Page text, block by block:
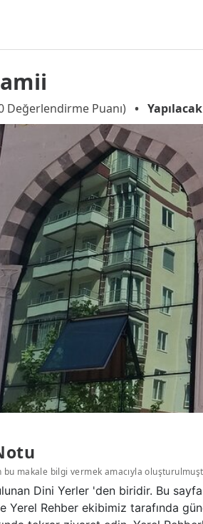
Değerlendirme Puanı) •
makale bilgi vermek amacıyla
Dini Yerler 'den biridir. Bu
Yerel Rehber ekibimiz tarafında